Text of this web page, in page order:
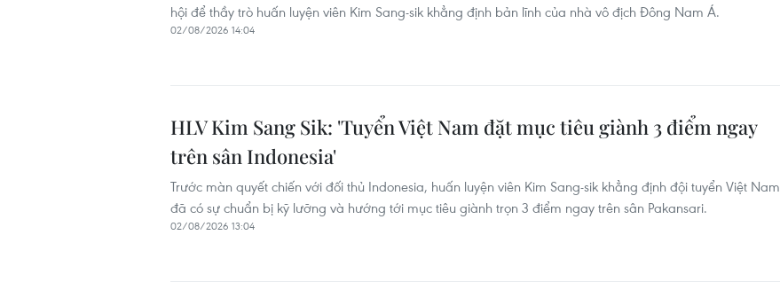
hội để thầy trò huấn luyện viên Kim Sang-sik khẳng định bản lĩnh của nhà vô địch Đông Nam Á.
02/08/2026 14:04
HLV Kim Sang Sik: 'Tuyển Việt Nam đặt mục tiêu giành 3 điểm ngay
trên sân Indonesia'
Trước màn quyết chiến với đối thủ Indonesia, huấn luyện viên Kim Sang-sik khẳng định đội tuyển Việt Nam
đã có sự chuẩn bị kỹ lưỡng và hướng tới mục tiêu giành trọn 3 điểm ngay trên sân Pakansari.
02/08/2026 13:04